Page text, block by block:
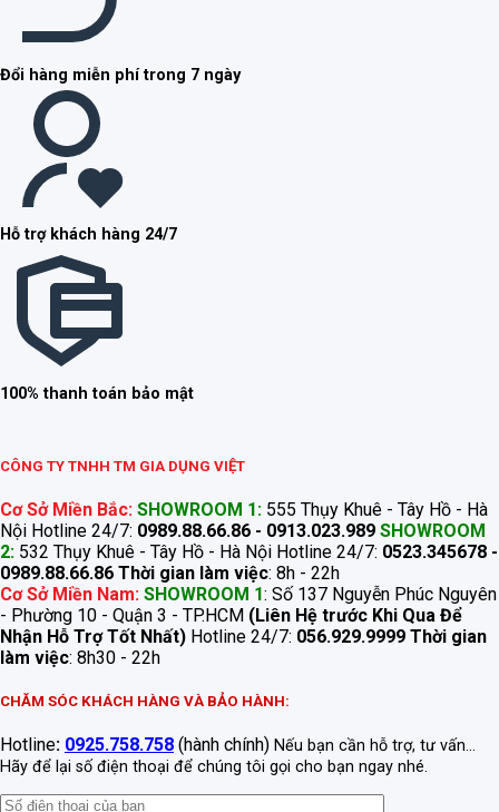
Đổi hàng miễn phí trong 7 ngày
Hỗ trợ khách hàng 24/7
100% thanh toán bảo mật
CÔNG TY TNHH TM GIA DỤNG VIỆT
Cơ Sở Miền Bắc: SHOWROOM 1: 555 Thụy Khuê - Tây Hồ - Hà
Nội Hotline 24/7: 0989.88.66.86 - 0913.023.989 SHOWROOM
2: 532 Thụy Khuê - Tây Hồ - Hà Nội Hotline 24/7: 0523.345678 -
0989.88.66.86 Thời gian làm việc: 8h - 22h
Cơ Sở Miền Nam: SHOWROOM 1: Số 137 Nguyễn Phúc Nguyên
- Phường 10 - Quận 3 - TP.HCM (Liên Hệ trước Khi Qua Để
Nhận Hỗ Trợ Tốt Nhất) Hotline 24/7: 056.929.9999 Thời gian
làm việc: 8h30 - 22h
CHĂM SÓC KHÁCH HÀNG VÀ BẢO HÀNH:
Hotline: 0925.758.758 (hành chính) Nếu bạn cần hỗ trợ, tư vấn...
Hãy để lại số điện thoại để chúng tôi gọi cho bạn ngay nhé.